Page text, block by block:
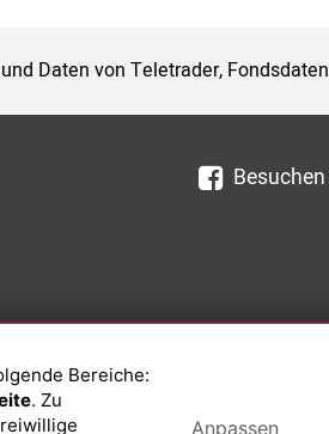
Daten von Teletrader,
Bereiche:
. Zu
Anpassen